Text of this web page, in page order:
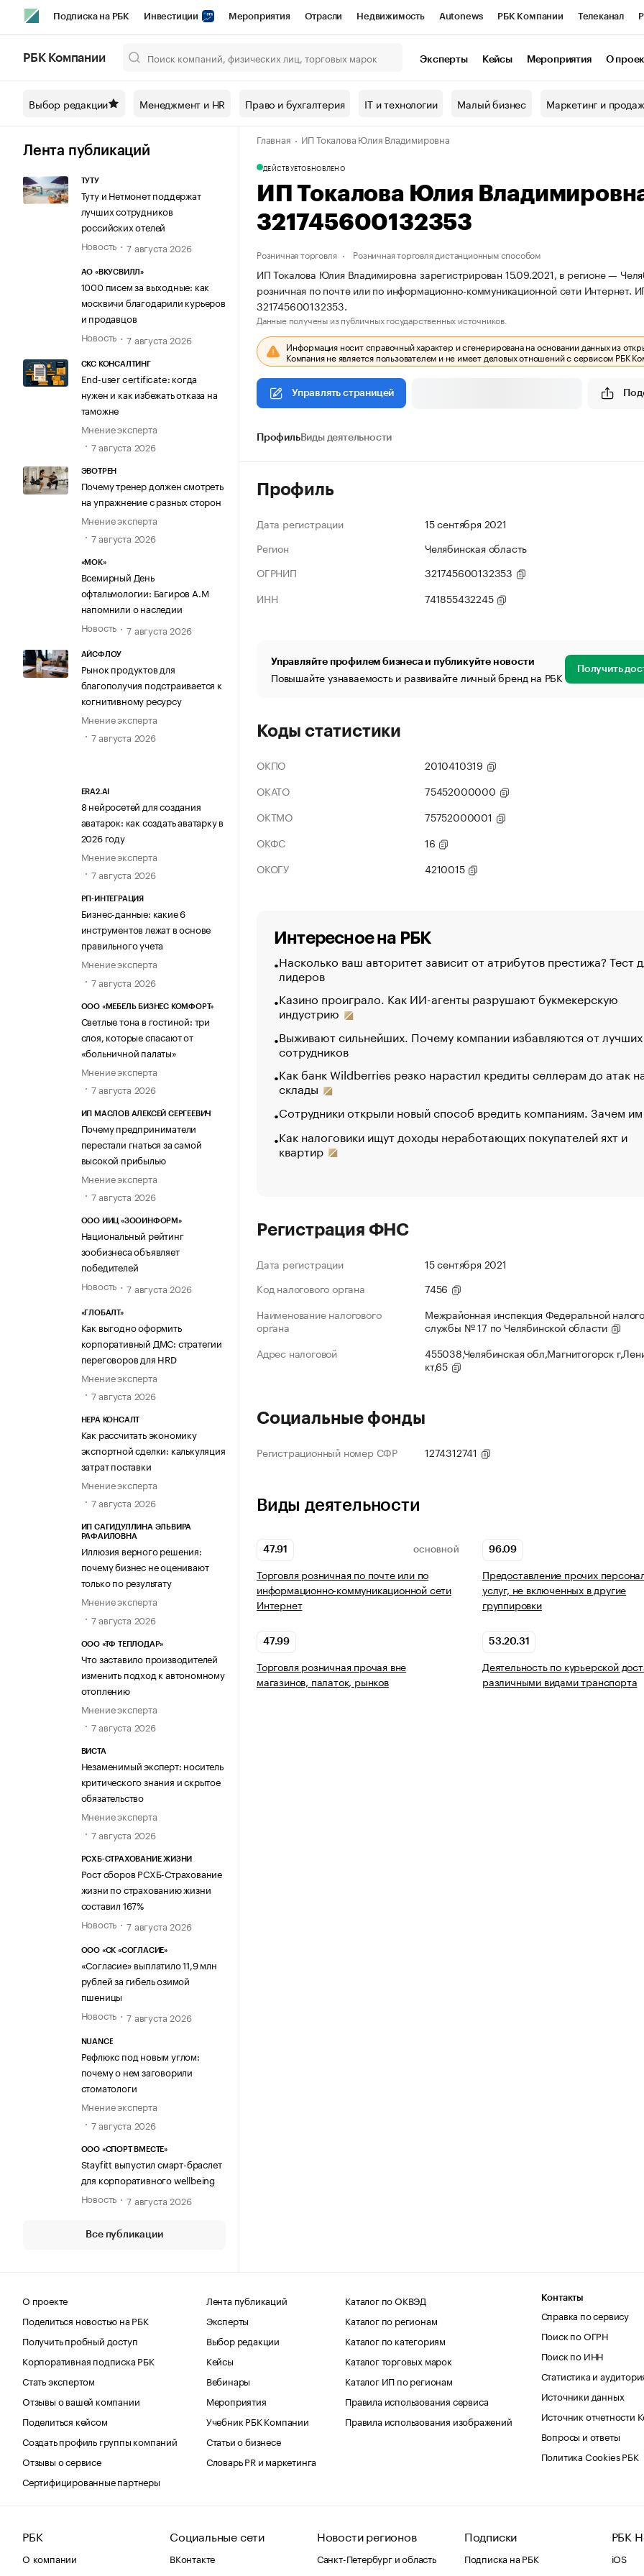
Подписка на РБК Инвестиции Мероприятия Отрасли Недвижимость Autonews РБК Компании Телеканал
Спецпроекты СПб Конференции СПб Спецпроекты Проверка контрагентов
Технологии и медиа Рынок наличной валюты
РБК Компании Эксперты Кейсы Мероприятия О
Выбор редакции Менеджмент и HR Право и бухгалтерия IT и технологии Малый бизнес Маркетинг и
Лента публикаций
ТУТУ
Туту и Нетмонет поддержат
лучших сотрудников
российских отелей
Новость
7 августа 2026
АО «ВКУСВИЛЛ»
1000 писем за выходные: как
москвичи благодарили курьеров
и продавцов
Новость
7 августа 2026
СКС КОНСАЛТИНГ
End-user certificate: когда
нужен и как избежать отказа на
таможне
Мнение эксперта
7 августа 2026
ЭВОТРЕН
Почему тренер должен смотреть
на упражнение с разных сторон
Мнение эксперта
7 августа 2026
«МОК»
Всемирный День
офтальмологии: Багиров А.М
напомнили о наследии
Новость
7 августа 2026
АЙСФЛОУ
Рынок продуктов для
благополучия подстраивается к
когнитивному ресурсу
Мнение эксперта
7 августа 2026
ERA2.AI
8 нейросетей для создания
аватарок: как создать аватарку в
2026 году
Мнение эксперта
7 августа 2026
РП-ИНТЕГРАЦИЯ
Бизнес-данные: какие 6
инструментов лежат в основе
правильного учета
Мнение эксперта
7 августа 2026
ООО «МЕБЕЛЬ БИЗНЕС КОМФОРТ»
Светлые тона в гостиной: три
слоя, которые спасают от
«больничной палаты»
Мнение эксперта
7 августа 2026
ИП МАСЛОВ АЛЕКСЕЙ СЕРГЕЕВИЧ
Почему предприниматели
перестали гнаться за самой
высокой прибылью
Мнение эксперта
7 августа 2026
ООО ИИЦ «ЗООИНФОРМ»
Национальный рейтинг
зообизнеса объявляет
победителей
Новость
7 августа 2026
«ГЛОБАЛТ»
Как выгодно оформить
корпоративный ДМС: стратегии
переговоров для HRD
Мнение эксперта
7 августа 2026
НЕРА КОНСАЛТ
Как рассчитать экономику
экспортной сделки: калькуляция
затрат поставки
Мнение эксперта
7 августа 2026
ИП САГИДУЛЛИНА ЭЛЬВИРА
РАФАИЛОВНА
Иллюзия верного решения:
почему бизнес не оценивают
только по результату
Мнение эксперта
7 августа 2026
ООО «ТФ ТЕПЛОДАР»
Что заставило производителей
изменить подход к автономному
отоплению
Мнение эксперта
7 августа 2026
ВИСТА
Незаменимый эксперт: носитель
критического знания и скрытое
обязательство
Мнение эксперта
7 августа 2026
РСХБ-СТРАХОВАНИЕ ЖИЗНИ
Рост сборов РСХБ-Страхование
жизни по страхованию жизни
составил 167%
Новость
7 августа 2026
ООО «СК «СОГЛАСИЕ»
«Согласие» выплатило 11,9 млн
рублей за гибель озимой
пшеницы
Новость
7 августа 2026
NUANCE
Рефлюкс под новым углом:
почему о нем заговорили
стоматологи
Мнение эксперта
7 августа 2026
ООО «СПОРТ ВМЕСТЕ»
Stayfitt выпустил смарт-браслет
для корпоративного wellbeing
Новость
7 августа 2026
Все публикации
Главная ИП Токалова Юлия Владимировна
ДЕЙСТВУЕТОБНОВЛЕНО
ИП Токалова Юлия
321745600132353
Розничная торговля Розничная торговля дистанционным способом
ИП Токалова Юлия Владимировна зарегистрирован 15.09.2021, в регионе —
розничная по почте или по информационно-коммуникационной сети
321745600132353.
Данные получены из публичных государственных источников.
Информация носит справочный характер и сгенерирована на основании данных из
Компания не является пользователем и не имеет деловых отношений с сервисом РБК
Управлять страницей
ПрофильВиды деятельности
Профиль
Дата регистрации
15 сентября 2021
Регион
Челябинская область
ОГРНИП
321745600132353
ИНН
741855432245
Управляйте профилем бизнеса и публикуйте новости
Повышайте узнаваемость и развивайте личный бренд на РБК Получить
Коды статистики
ОКПО
2010410319
ОКАТО
75452000000
ОКТМО
75752000001
ОКФС
16
ОКОГУ
4210015
Интересное на РБК
Насколько ваш авторитет зависит от атрибутов престижа? Тест
лидеров
Казино проиграло. Как ИИ-агенты разрушают букмекерскую
индустрию
Выживают сильнейших. Почему компании избавляются от лучших
сотрудников
Как банк Wildberries резко нарастил кредиты селлерам до атак
склады
Сотрудники открыли новый способ вредить компаниям. Зачем
Как налоговики ищут доходы неработающих покупателей яхт и
квартир
Регистрация ФНС
Дата регистрации
15 сентября 2021
Код налогового органа
7456
Наименование налогового
органа
Межрайонная инспекция Федеральной
службы № 17 по Челябинской области
Адрес налоговой
455038,Челябинская обл,Магнитогорск
кт,65
Социальные фонды
Регистрационный номер СФР 1274312741
Виды деятельности
47.91 ОСНОВНОЙ
Торговля розничная по почте или по
информационно-коммуникационной сети
Интернет
96.09
Предоставление прочих
услуг, не включенных в другие
группировки
47.99
Торговля розничная прочая вне
магазинов, палаток, рынков
53.20.31
Деятельность по курьерской
различными видами транспорта
О проекте
Поделиться новостью на РБК
Получить пробный доступ
Корпоративная подписка РБК
Стать экспертом
Отзывы о вашей компании
Поделиться кейсом
Создать профиль группы компаний
Отзывы о сервисе
Сертифицированные партнеры
Лента публикаций
Эксперты
Выбор редакции
Кейсы
Вебинары
Мероприятия
Учебник РБК Компании
Статьи о бизнесе
Словарь PR и маркетинга
Каталог по ОКВЭД
Каталог по регионам
Каталог по категориям
Каталог торговых марок
Каталог ИП по регионам
Правила использования сервиса
Правила использования изображений
Контакты
Справка по сервису
Поиск по ОГРН
Поиск по ИНН
Статистика и
Источники данных
Источник отчетности
Вопросы и ответы
Политика Cookies РБК
РБК
О компании
Социальные сети
ВКонтакте
Новости регионов
Санкт-Петербург и область
Подписки
Подписка на РБК
РБК
iOS